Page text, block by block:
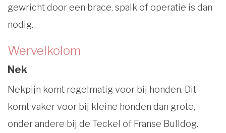
gewricht door een brace, spalk of operatie is dan
nodig.
Wervelkolom
Nek
Nekpijn komt regelmatig voor bij honden. Dit
komt vaker voor bij kleine honden dan grote,
onder andere bij de Teckel of Franse Bulldog.